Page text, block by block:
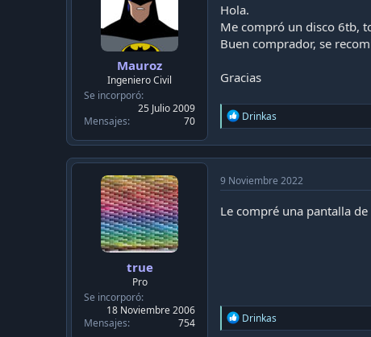
Mauroz
Ingeniero Civil
Se incorporó
25 Julio 2009
Mensajes
70
Hola.
Me compró un disco 6tb,
Buen comprador, se
Gracias
R
e
i
o
s
Drinkas
true
Pro
Se incorporó
18 Noviembre 2006
Mensajes
754
9 Noviembre 2022
Le compré una pantalla
R
e
Drinkas